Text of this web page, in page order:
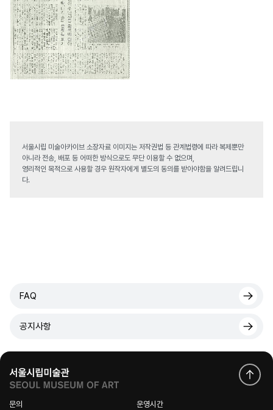
서울시립 미술아카이브 소장자료 이미지는 저작권법 등 관계법령에 따라 복제뿐만
아니라 전송, 배포 등 어떠한 방식으로도 무단 이용할 수 없으며,
영리적인 목적으로 사용할 경우 원작자에게 별도의 동의를 받아야함을 알려드립니
다.
FAQ
공지사항
문의 운영시간